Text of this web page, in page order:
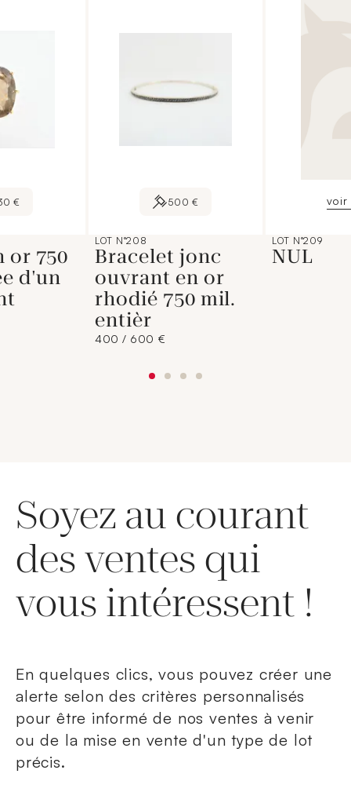
€
or 750
d'un
500 €
LOT N°208
Bracelet jonc
ouvrant en or
rhodié 750 mil.
entièr
400 / 600 €
voir
LOT N°209
NUL
Soyez au courant
des ventes qui
vous intéressent !
En quelques clics, vous pouvez créer une
alerte selon des critères personnalisés
pour être informé de nos ventes à venir
ou de la mise en vente d'un type de lot
précis.